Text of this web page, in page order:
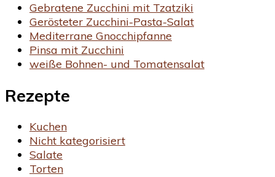
Gebratene Zucchini mit Tzatziki
Gerösteter Zucchini-Pasta-Salat
Mediterrane Gnocchipfanne
Pinsa mit Zucchini
weiße Bohnen- und Tomatensalat
Rezepte
Kuchen
Nicht kategorisiert
Salate
Torten